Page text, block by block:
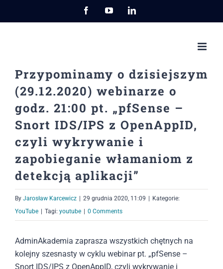
FacebookYouTubeLinkedIn
Przypominamy o dzisiejszym
(29.12.2020) webinarze o
godz. 21:00 pt. „pfSense –
Snort IDS/IPS z OpenAppID,
czyli wykrywanie i
zapobieganie włamaniom z
detekcją aplikacji”
By Jarosław Karcewicz | 29 grudnia 2020, 11:09 | Kategorie:
YouTube | Tagi: youtube | 0 Comments
AdminAkademia zaprasza wszystkich chętnych na
kolejny szesnasty w cyklu webinar pt. „pfSense –
Snort IDS/IPS z OpenAppID, czyli wykrywanie i